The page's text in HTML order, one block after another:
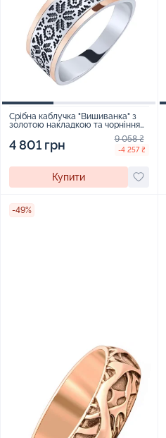
Срібна каблучка "Вишиванка" з
золотою накладкою та чорнінням
4 801 грн 9 058 ₴
-4 257 ₴
Купити
-49%